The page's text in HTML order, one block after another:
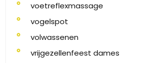
voetreflexmassage
vogelspot
volwassenen
vrijgezellenfeest dames